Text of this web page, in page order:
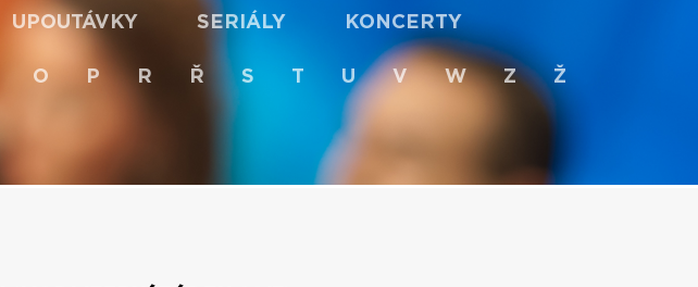
UPOUTÁVKY SERIÁLY KONCERTY
O P R Ř S T U V W Z Ž